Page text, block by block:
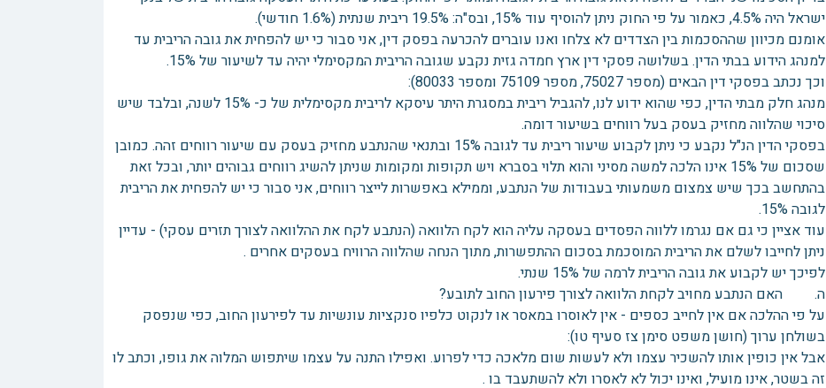
ישראל היה 4.5%, כאמור על פי החוק ניתן להוסיף עוד 15%, ובס"ה: 19.5% ריבית שנתית (1.6% חודשי).
אומנם מכיוון שההסכמות בין הצדדים לא צלחו ואנו עוברים להכרעה בפסק דין, אני סבור כי יש להפחית את גובה הריבית עד
למנהג הידוע בבתי הדין. בשלושה פסקי דין ארץ חמדה גזית נקבע שגובה הריבית המקסימלי יהיה עד לשיעור של 15%.
וכך נכתב בפסקי דין הבאים (מספר 75027, מספר 75109 ומספר 80033):
מנהג חלק מבתי הדין, כפי שהוא ידוע לנו, להגביל ריבית במסגרת היתר עיסקא לריבית מקסימלית של כ- 15% לשנה, ובלבד שיש
סיכוי שהלווה מחזיק בעסק בעל רווחים בשיעור דומה.
בפסקי הדין הנ"ל נקבע כי ניתן לקבוע שיעור ריבית עד לגובה 15% ובתנאי שהנתבע מחזיק בעסק עם שיעור רווחים זהה. כמובן
שסכום של 15% אינו הלכה למשה מסיני והוא תלוי בסברא ויש תקופות ומקומות שניתן להשיג רווחים גבוהים יותר, ובכל זאת
בהתחשב בכך שיש צמצום משמעותי בעבודות של הנתבע, וממילא באפשרות לייצר רווחים, אני סבור כי יש להפחית את הריבית
לגובה 15%.
עוד אציין כי גם אם נגרמו ללווה הפסדים בעסקה עליה הוא לקח הלוואה (הנתבע לקח את ההלוואה לצורך תזרים עסקי) - עדיין
ניתן לחייבו לשלם את הריבית המוסכמת בסכום ההתפשרות, מתוך הנחה שהלווה הרוויח בעסקים אחרים .
לפיכך יש לקבוע את גובה הריבית לרמה של 15% שנתי.
ה. האם הנתבע מחויב לקחת הלוואה לצורך פירעון החוב לתובע?
על פי ההלכה אם אין לחייב כספים - אין לאוסרו במאסר או לנקוט כלפיו סנקציות עונשיות עד לפירעון החוב, כפי שנפסק
בשולחן ערוך (חושן משפט סימן צז סעיף טו):
אבל אין כופין אותו להשכיר עצמו ולא לעשות שום מלאכה כדי לפרוע. ואפילו התנה על עצמו שיתפוש המלוה את גופו, וכתב לו
זה בשטר, אינו מועיל, ואינו יכול לא לאסרו ולא להשתעבד בו .